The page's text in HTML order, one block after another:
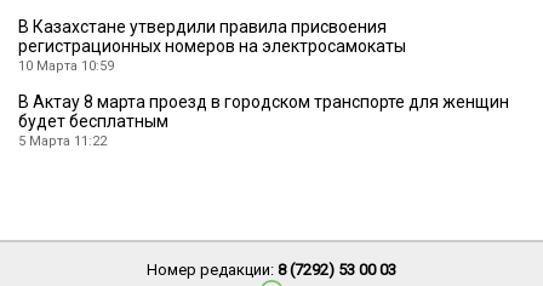
В Казахстане утвердили правила присвоения
регистрационных номеров на электросамокаты
10 Марта 10:59
В Актау 8 марта проезд в городском транспорте для женщин
будет бесплатным
5 Марта 11:22
Номер редакции: 8 (7292) 53 00 03